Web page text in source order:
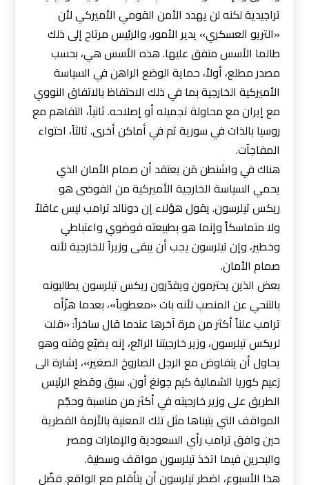
تراجيدية لكنه لن يهدد الأمن القومي الأميركي لأن
«التريو العسكري» يدير الأمور، والرئيس مرتاح إلى ذلك
طالما الأسس متفق عليها. هذه الأسس هي، بحسب
مصدر مطلع، أولاً، حماية الوضع الراهن في السياسة
الأميركية الخارجية بما في ذلك الاحتفاظ بالاتفاق النووي
مع إيران مع محاولة تجميله أو إصلاحه. ثانياً، التفاهم مع
روسيا بالذات في سورية ثم في أماكن أخرى. ثالثاً، احتواء
المفاجآت.
هناك في واشنطن مَن يعتقد أن صمام الأمان الذي
يحمي السياسة الخارجية الأميركية من الفوضى هو
ريكس تيلرسون. يقول هؤلاء إن دونالد ترامب ليس عاقلاً
ولا متماسكاً وإنما هو بطبيعته فوضوي واعتباطي
وخطير، وإن تيلرسون يجب أن يبقى وزيراً للخارجية لأنه
صمام الأمان.
بعض الذين يحترمون ويقدّرون ريكس تيلرسون يطالبونه
بالتنحي عن المنصب لأنه بات «معطوباً»، بعدما هزّأه
ترامب علناً أكثر من مرة آخرها عندما قال ساخراً: «قلت
لريكس تيلرسون، وزير خارجيتنا الرائع، إنه يضيّع وقته وهو
يحاول أن يتفاوض مع الرجل الصاروخ الصغير»، إشارة الى
زعيم كوريا الشمالية كيم جونغ أون. سبق وقطع الرئيس
الطريق على وزير خارجيته في أكثر من مناسبة وحجّم
المواقف التي يتبناها مثل تلك المعنية بالأزمة القطرية
حين وافق ترامب رأي السعودية والإمارات ومصر
والبحرين فيما اتخذ تيلرسون مواقف وسطية.
هذا الأسبوع، اضطر تيلرسون أن يتأقلم مع الواقع. فضّل